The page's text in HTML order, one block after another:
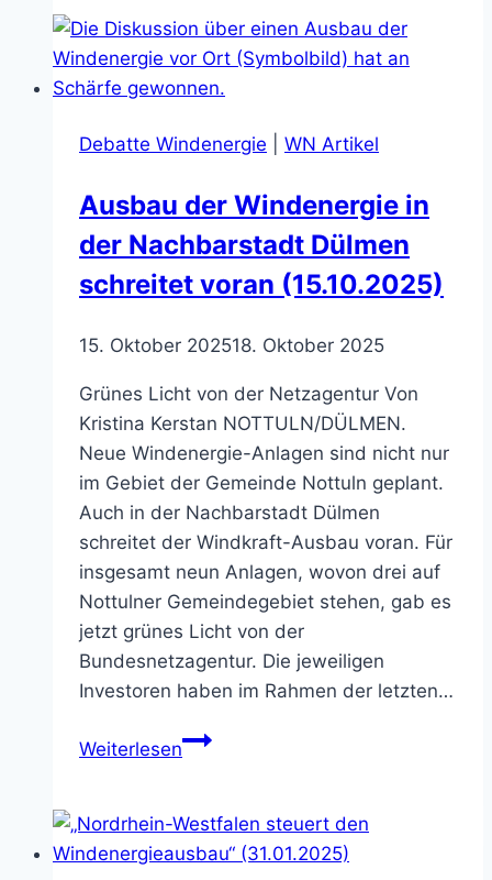
hoffentlich
der
Verantwortung
(11.07.2026)
Debatte Windenergie WN Artikel
Ausbau der Windenergie in
der Nachbarstadt Dülmen
schreitet voran (15.10.2025)
15. Oktober 202518. Oktober 2025
Grünes Licht von der Netzagentur Von
Kristina Kerstan NOTTULN/DÜLMEN.
Neue Windenergie-Anlagen sind nicht nur
im Gebiet der Gemeinde Nottuln geplant.
Auch in der Nachbarstadt Dülmen
schreitet der Windkraft-Ausbau voran. Für
insgesamt neun Anlagen, wovon drei auf
Nottulner Gemeindegebiet stehen, gab es
jetzt grünes Licht von der
Bundesnetzagentur. Die jeweiligen
Investoren haben im Rahmen der letzten…
WeiterlesenAusbau
in
der